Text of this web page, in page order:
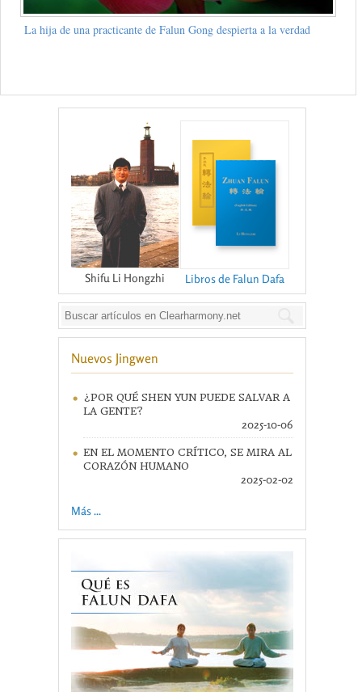
La hija de una practicante de Falun Gong despierta a la verdad
Shifu Li Hongzhi Libros de Falun Dafa
Nuevos Jingwen
¿POR QUÉ SHEN YUN PUEDE SALVAR A
LA GENTE?
2025-10-06
EN EL MOMENTO CRÍTICO, SE MIRA AL
CORAZÓN HUMANO
2025-02-02
Más ...